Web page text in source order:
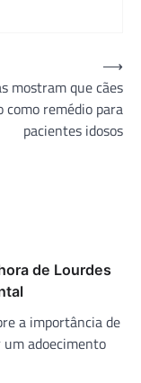
mostram que cães
como remédio para
pacientes idosos
⟶
de Lourdes
a importância de
um adoecimento